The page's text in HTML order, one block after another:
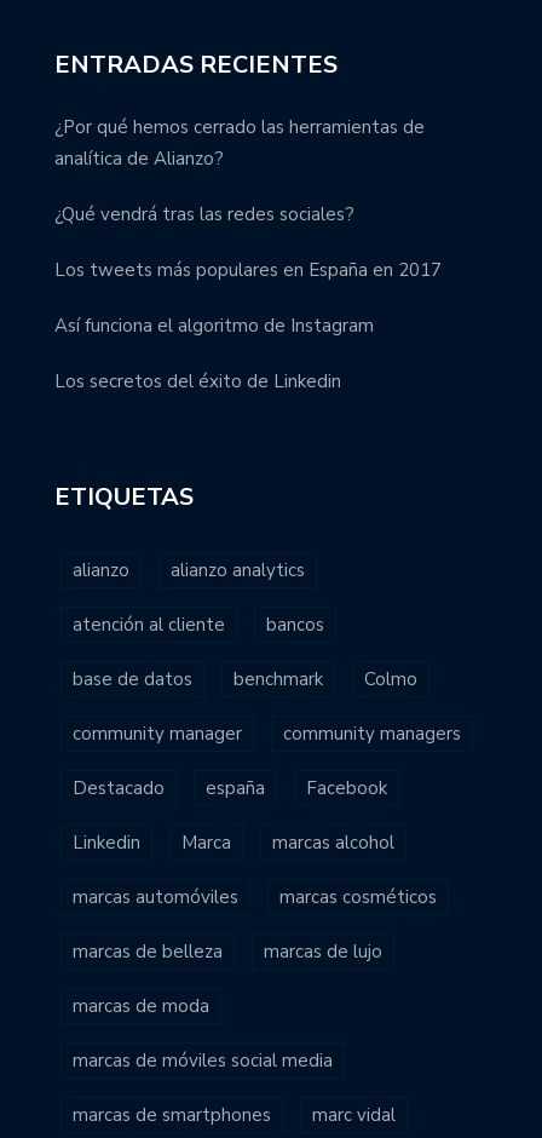
ENTRADAS RECIENTES
¿Por qué hemos cerrado las herramientas de
analítica de Alianzo?
¿Qué vendrá tras las redes sociales?
Los tweets más populares en España en 2017
Así funciona el algoritmo de Instagram
Los secretos del éxito de Linkedin
ETIQUETAS
alianzo alianzo analytics
atención al cliente bancos
base de datos benchmark Colmo
community manager community managers
Destacado españa Facebook
Linkedin Marca marcas alcohol
marcas automóviles marcas cosméticos
marcas de belleza marcas de lujo
marcas de moda
marcas de móviles social media
marcas de smartphones marc vidal